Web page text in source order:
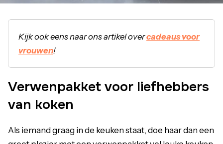
Kijk ook eens naar ons artikel overcadeaus voor
vrouwen!
Verwenpakket voor liefhebbers
van koken
Als iemand graag in de keuken staat, doe haar dan een